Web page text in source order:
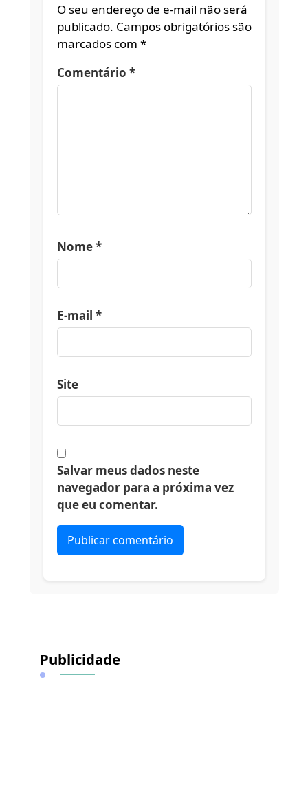
O seu endereço de e-mail não será
publicado. Campos obrigatórios são
marcados com *
Comentário *
Nome*
E-mail *
Site
Salvar meus dados neste
navegador para a próxima vez
que eu comentar.
Publicidade